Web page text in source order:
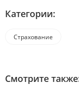
Категории:
Страхование
Смотрите